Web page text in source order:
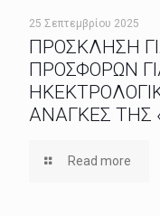
25 Σεπτεμβρίου 2025
ΠΡΟΣΚΛΗΣΗ
ΠΡΟΣΦΟΡΩΝ
ΑΝΑΓΚΕΣ ΤΗΣ
Read more